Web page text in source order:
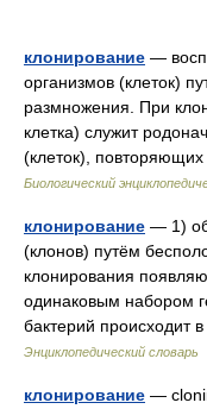
клонирование —
организмов (клеток)
размножения. При
клетка) служит
(клеток),
Биологический
клонирование — 1)
(клонов) путём
клонирования
одинаковым набором
бактерий происходит
Энциклопедический словарь
клонирование —